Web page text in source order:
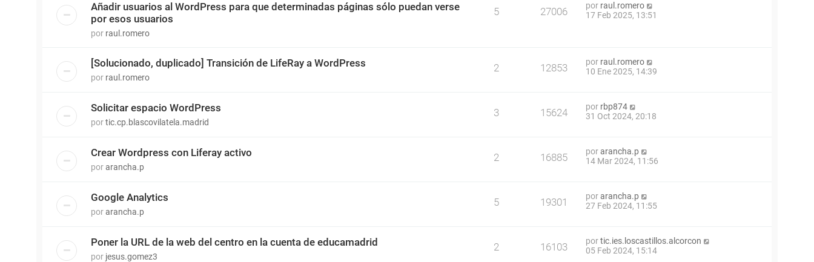
Añadir usuarios al WordPress para que determinadas páginas sólo puedan verse
por esos usuarios
por raul.romero
5 27006 por raul.romero
17 Feb 2025, 13:51
[Solucionado, duplicado] Transición de LifeRay a WordPress
por raul.romero
2 12853 por raul.romero
10 Ene 2025, 14:39
Solicitar espacio WordPress
portic.cp.blascovilatela.madrid
3 15624 por rbp874
31 Oct 2024, 20:18
Crear Wordpress con Liferay activo
porarancha.p
2 16885 porarancha.p
14 Mar 2024, 11:56
Google Analytics
porarancha.p
5 19301 porarancha.p
27 Feb 2024, 11:55
Poner la URL de la web del centro en la cuenta de educamadrid
por jesus.gomez3
2 16103 portic.ies.loscastillos.alcorcon
05 Feb 2024, 15:14